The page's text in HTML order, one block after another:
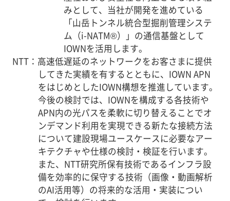
みとして、当社が開発を進めている
「山岳トンネル統合型掘削管理システ
ム（i-NATM®）」の通信基盤として
IOWNを活用します。
NTT：高速低遅延のネットワークをお客さまに提供
してきた実績を有するとともに、IOWN APN
をはじめとしたIOWN構想を推進しています。
今後の検討では、IOWNを構成する各技術や
APN内の光パスを柔軟に切り替えることでオ
ンデマンド利用を実現できる新たな接続方法
について建設現場ユースケースに必要なアー
キテクチャや仕様の検討・検証を行います。
また、NTT研究所保有技術であるインフラ設
備を効率的に保守する技術（画像・動画解析
のAI活用等）の将来的な活用・実装につい